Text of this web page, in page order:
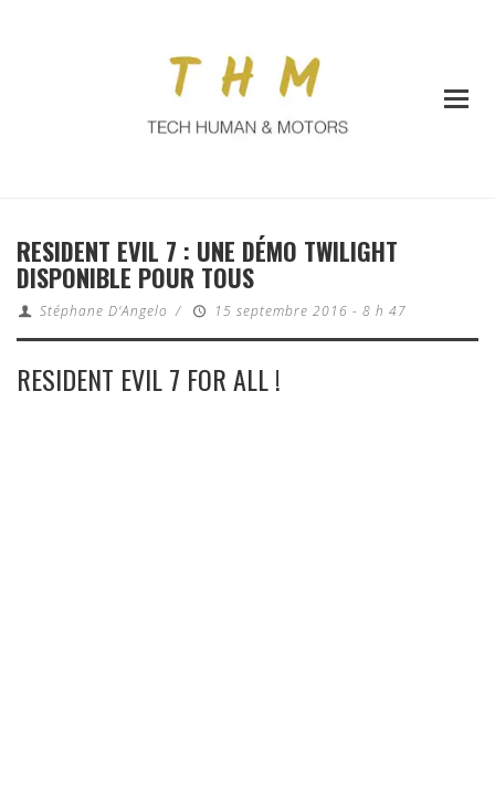
RESIDENT EVIL 7 : UNE DÉMO TWILIGHT
DISPONIBLE POUR TOUS
Stéphane D'Angelo / 15 septembre 2016 - 8 h 47
RESIDENT EVIL 7 FOR ALL !